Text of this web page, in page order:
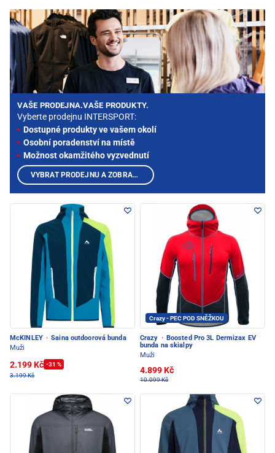
McKINLEY · Saina outdoorová bunda
Muži
2.199 Kč -31 %
3.199 Kč
Crazy - PEC POD SNĚŽKOU
Crazy · Boosted Pro 3L Dermizax EV
bunda na skialpy
Muži
4.899 Kč
10.099 Kč
VAŠE PRODEJNA.VAŠE PRODUKTY.
Vyberte prodejnu INTERSPORT:
Dostupné produkty ve vašem okolí
Osobní poradenství na místě
Možnost okamžitého vyzvednutí
VYBRAT PRODEJNU A ZOBRAZIT PRODUKTY